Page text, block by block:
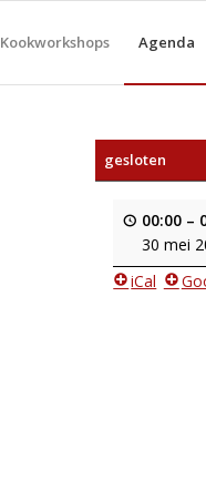
Kookworkshops Agenda
gesloten
00:00 –
30 mei
iCal